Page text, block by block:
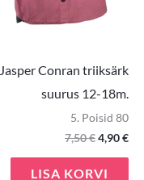
Jasper Conran triiksärk
suurus 12-18m.
5. Poisid 80
7,50€4,90€
LISA KORVI